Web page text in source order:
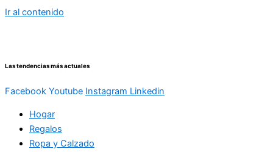
Ir al contenido
Las tendencias más actuales
Facebook Youtube Instagram Linkedin
Hogar
Regalos
Ropa y Calzado